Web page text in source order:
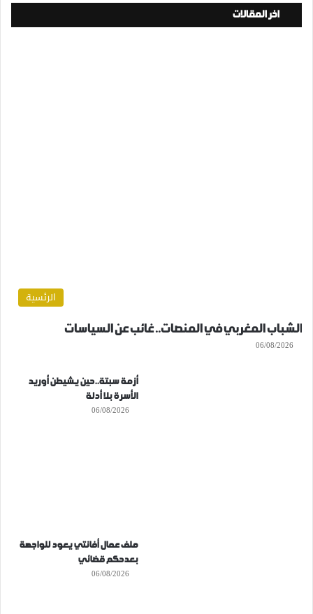
اخر المقالات
الرئسية
الشباب المغربي في المنصات.. غائب عن السياسات
06/08/2026
أزمة سبتة..حين يشيطن أوريد
الأسرة بلا أدلة
06/08/2026
ملف عمال أفانتي يعود للواجهة
بعدحكم قضائي
06/08/2026